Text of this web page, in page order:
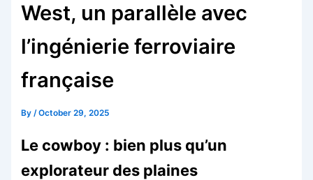
West, un parallèle avec
l’ingénierie ferroviaire
française
By/October 29, 2025
Le cowboy : bien plus qu’un
explorateur des plaines